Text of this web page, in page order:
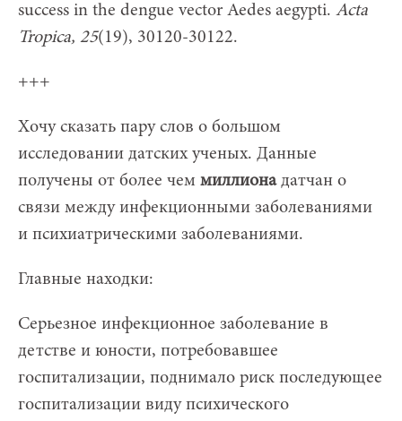
success in the dengue vector Aedes aegypti. Acta
Tropica, 25(19), 30120-30122.
+++
Хочу сказать пару слов о большом
исследовании датских ученых. Данные
получены от более чем миллионадатчан о
связи между инфекционными заболеваниями
и психиатрическими заболеваниями.
Главные находки:
Серьезное инфекционное заболевание в
детстве и юности, потребовавшее
госпитализации, поднимало риск последующее
госпитализации виду психического